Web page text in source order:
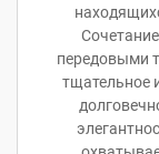
передовыми
тщательное